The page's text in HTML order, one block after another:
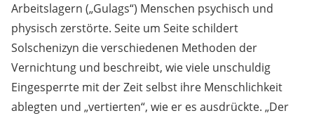
Arbeitslagern („Gulags“) Menschen psychisch und
physisch zerstörte. Seite um Seite schildert
Solschenizyn die verschiedenen Methoden der
Vernichtung und beschreibt, wie viele unschuldig
Eingesperrte mit der Zeit selbst ihre Menschlichkeit
ablegten und „vertierten“, wie er es ausdrückte. „Der